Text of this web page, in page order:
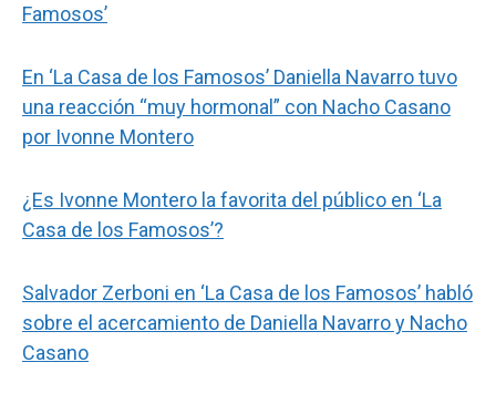
Famosos’
En ‘La Casa de los Famosos’ Daniella Navarro tuvo
una reacción “muy hormonal” con Nacho Casano
por Ivonne Montero
¿Es Ivonne Montero la favorita del público en ‘La
Casa de los Famosos’?
Salvador Zerboni en ‘La Casa de los Famosos’ habló
sobre el acercamiento de Daniella Navarro y Nacho
Casano